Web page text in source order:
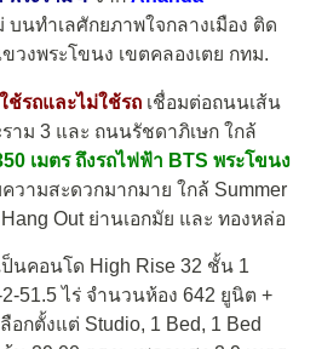
บนทำเลศักยภาพใจกลางเมือง ติด
วงพระโขนง เขตคลองเตย กทม.
ช้รถและไม่ใช้รถ เชื่อมต่อถนนเส้น
ม 3 และ ถนนรัชดาภิเษก ใกล้
เมตร ถึงรถไฟฟ้า BTS พระโขนง
วามสะดวกมากมาย ใกล้ Summer
Out ย่านเอกมัย และ ทองหล่อ
ป็นคอนโด High Rise 32 ชั้น 1
51.5 ไร่ จำนวนห้อง 642 ยูนิต +
อกตั้งแต่ Studio, 1 Bed, 1 Bed